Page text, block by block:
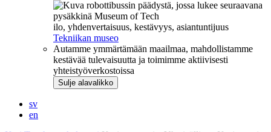
ilo, yhdenvertaisuus, kestävyys, asiantuntijuus
Tekniikan museo
Autamme ymmärtämään maailmaa, mahdollistamme
kestävää tulevaisuutta ja toimimme aktiivisesti
yhteistyöverkostoissa
Sulje alavalikko
sv
en